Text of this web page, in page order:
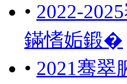
• 2022-
鏋愭姤鍛�
• 2021骞翠